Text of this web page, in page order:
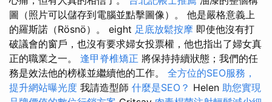
圖（照片可以儲存到電腦並點擊圖像）。 他是嚴格意義上
的羅斯諾（Rösnö）。 eight 足底放鬆按摩 即使他沒有打
破議會的窗戶，也沒有要求婦女投票權，他也指出了婦女真
正的職業之一。 逢甲脊椎矯正 將保持持續狀態；我們的任
務是效法他的榜樣並繼續他的工作。 全方位的SEO服務，
提升網站曝光度 我請造型師 什麼是SEO？ Helen 助您實現